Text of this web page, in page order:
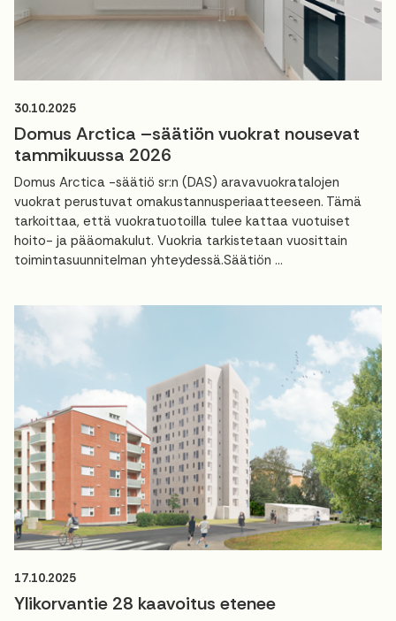
30.10.2025
Domus Arctica –säätiön vuokrat nousevat
tammikuussa 2026
Domus Arctica -säätiö sr:n (DAS) aravavuokratalojen
vuokrat perustuvat omakustannusperiaatteeseen. Tämä
tarkoittaa, että vuokratuotoilla tulee kattaa vuotuiset
hoito- ja pääomakulut. Vuokria tarkistetaan vuosittain
toimintasuunnitelman yhteydessä.Säätiön ...
17.10.2025
Ylikorvantie 28 kaavoitus etenee